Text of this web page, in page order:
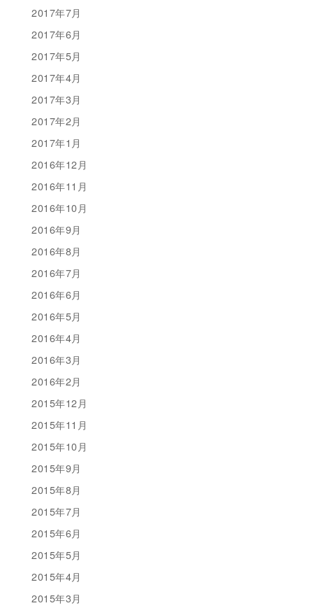
2017年7月
2017年6月
2017年5月
2017年4月
2017年3月
2017年2月
2017年1月
2016年12月
2016年11月
2016年10月
2016年9月
2016年8月
2016年7月
2016年6月
2016年5月
2016年4月
2016年3月
2016年2月
2015年12月
2015年11月
2015年10月
2015年9月
2015年8月
2015年7月
2015年6月
2015年5月
2015年4月
2015年3月